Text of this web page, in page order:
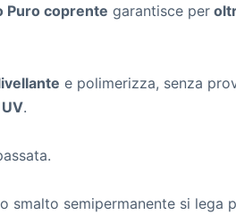
Puro coprente garantisce per
e polimerizza, senza
UV.
smalto semipermanente si